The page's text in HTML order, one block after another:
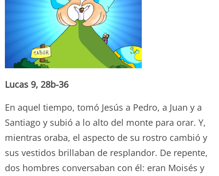
Lucas 9, 28b-36
En aquel tiempo, tomó Jesús a Pedro, a Juan y a
Santiago y subió a lo alto del monte para orar. Y,
mientras oraba, el aspecto de su rostro cambió y
sus vestidos brillaban de resplandor. De repente,
dos hombres conversaban con él: eran Moisés y